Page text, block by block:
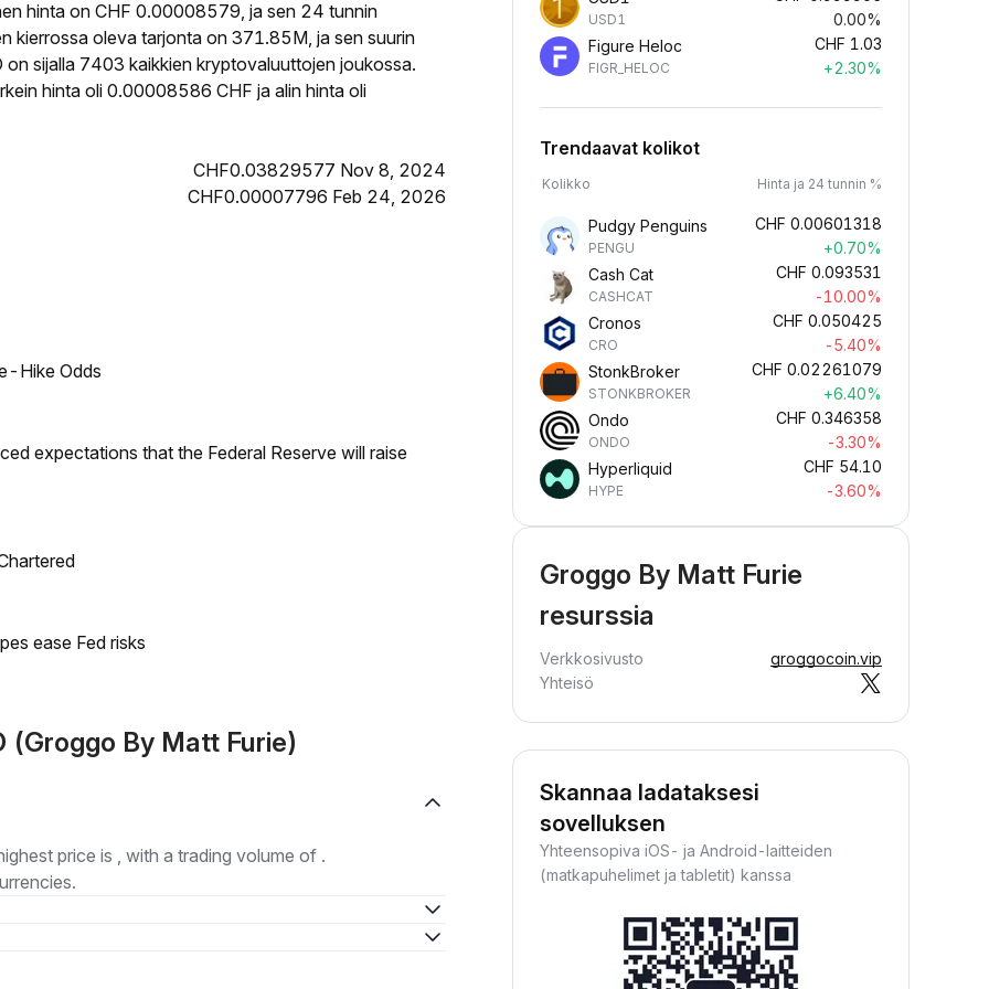
hinta on CHF 0.00008579, ja sen 24 tunnin
kierrossa oleva tarjonta on 371.85M, ja sen suurin
sijalla 7403 kaikkien kryptovaluuttojen joukossa.
hinta oli 0.00008586 CHF ja alin hinta oli
CHF0.03829577 Nov 8, 2024
CHF0.00007796 Feb 24, 2026
Hike Odds
expectations that the Federal Reserve will raise
ease Fed risks
(Groggo By Matt Furie)
price is , with a trading volume of .
USD1
0.00%
Figure Heloc
FIGR_HELOC
CHF 1.03
+2.30%
Trendaavat kolikot
Kolikko Hinta ja 24 tunnin %
Pudgy Penguins
PENGU
CHF 0.00601318
+0.70%
Cash Cat
CASHCAT
CHF 0.093531
-10.00%
Cronos
CRO
CHF 0.050425
-5.40%
StonkBroker
STONKBROKER
CHF 0.02261079
+6.40%
Ondo
ONDO
CHF 0.346358
-3.30%
Hyperliquid
HYPE
CHF 54.10
-3.60%
Groggo By Matt Furie
resurssia
Verkkosivusto
groggocoin.vip
Yhteisö
Skannaa ladataksesi
sovelluksen
Yhteensopiva iOS- ja Android-laitteiden
(matkapuhelimet ja tabletit) kanssa